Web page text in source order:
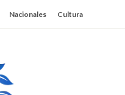
Nacionales Cultura